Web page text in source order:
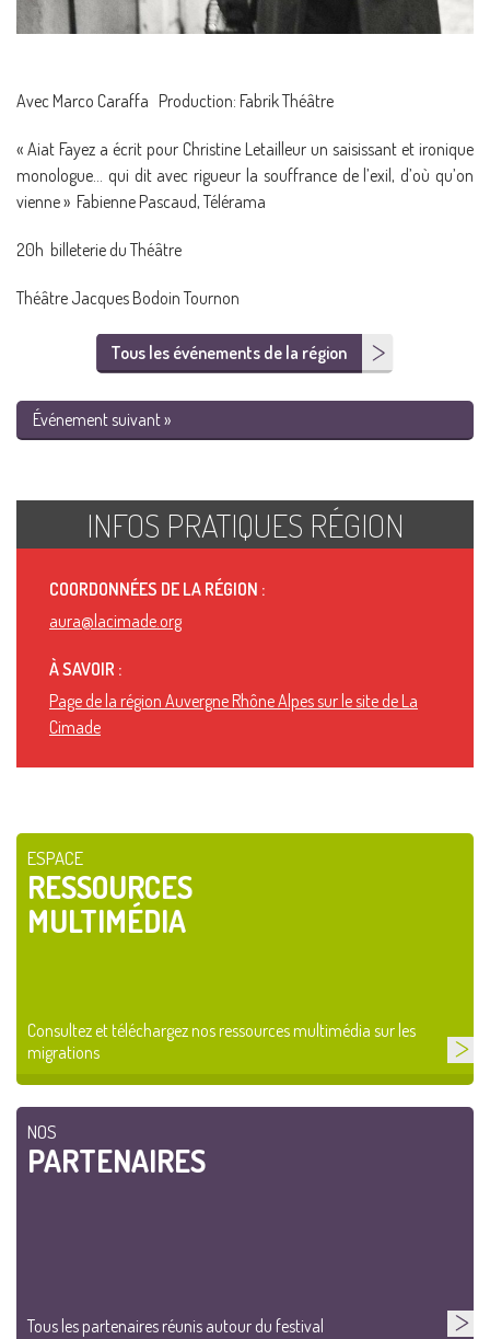
Avec Marco Caraffa Production: Fabrik Théâtre
« Aiat Fayez a écrit pour Christine Letailleur un saisissant et ironique
monologue… qui dit avec rigueur la souffrance de l’exil, d’où qu’on
vienne » Fabienne Pascaud, Télérama
20h billeterie du Théâtre
Théâtre Jacques Bodoin Tournon
Tous les événements de la région
Événement suivant »
INFOS PRATIQUES RÉGION
COORDONNÉES DE LA RÉGION :
aura@lacimade.org
À SAVOIR :
Page de la région Auvergne Rhône Alpes sur le site de La
Cimade
ESPACE
RESSOURCES
MULTIMÉDIA
Consultez et téléchargez nos ressources multimédia sur les
migrations
NOS
PARTENAIRES
Tous les partenaires réunis autour du festival